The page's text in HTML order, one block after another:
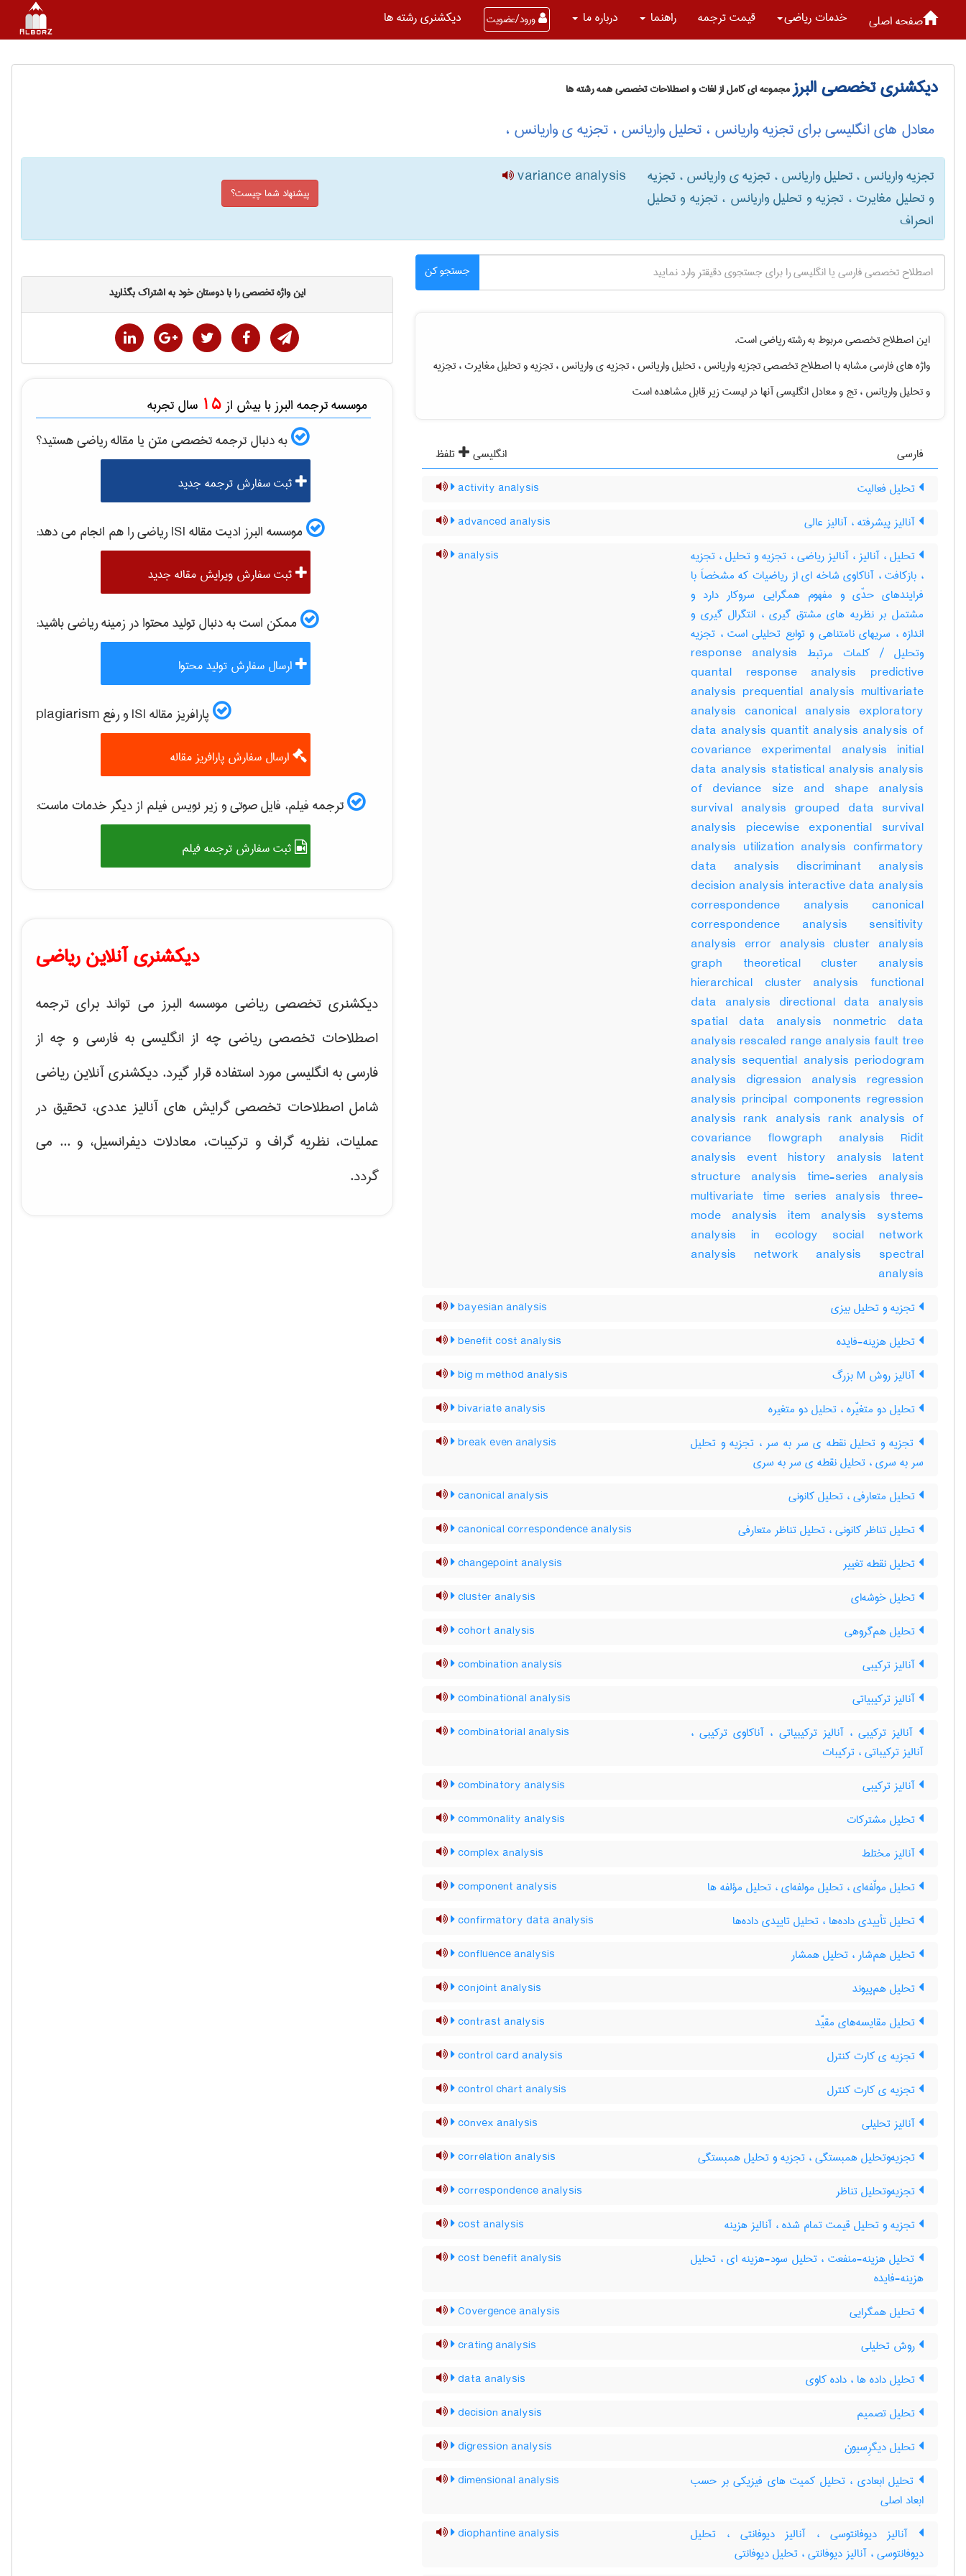
صفحه اصلی خدمات رياضی قیمت ترجمه راهنما درباره ما ورود/عضویت دیکشنری رشته ها
دیکشنری تخصصی البرزمجموعه ای کامل از لغات و اصطلاحات تخصصی همه رشته ها
معادل های انگلیسی برای تجزیه واریانس ، تحلیل واریانس ، تجزیه ی واریانس ،
تجزیه واریانس ، تحلیل واریانس ، تجزیه ی واریانس ، تجزیه
و تحلیل مغایرت ، تجزیه و تحلیل واریانس ، تجزیه و تحلیل
انحراف
variance analysis
پیشنهاد شما چیست؟
جستجو کن
این اصطلاح تخصصی مربوط به رشتهرياضیاست.
واژه های فارسی مشابه با اصطلاح تخصصیتجزیه واریانس ، تحلیل واریانس ، تجزیه ی واریانس ، تجزیه و تحلیل مغایرت ، تجزیه
و تحلیل واریانس ، تجو معادل انگلیسی آنها در لیست زیر قابل مشاهده است
فارسی انگلیسی
تلفظ
تحلیل فعالیت
activity analysis
آنالیز پیشرفته ، آنالیز عالی advanced analysis
تحلیل ، آنالیز ، آنالیز ریاضی ، تجزیه و تحلیل ، تجزیه
، بازکافت ، آناکاوی شاخه ای از ریاضیات که مشخصاَ با
فرایندهای حدّی و مفهوم همگرایی سروکار دارد و
مشتمل بر نظریه های مشتق گیری ، انتگرال گیری و
اندازه ، سریهای نامتناهی و توابع تحلیلی است ، تجزیه
وتحلیل / کلمات مرتبط response analysis
quantal response analysis predictive
analysis prequential analysis multivariate
analysis canonical analysis exploratory
data analysis quantit analysis analysis of
covariance experimental analysis initial
data analysis statistical analysis analysis
of deviance size and shape analysis
survival analysis grouped data survival
analysis piecewise exponential survival
analysis utilization analysis confirmatory
data analysis discriminant analysis
decision analysis interactive data analysis
correspondence analysis canonical
correspondence analysis sensitivity
analysis error analysis cluster analysis
graph theoretical cluster analysis
hierarchical cluster analysis functional
data analysis directional data analysis
spatial data analysis nonmetric data
analysis rescaled range analysis fault tree
analysis sequential analysis periodogram
analysis digression analysis regression
analysis principal components regression
analysis rank analysis rank analysis of
covariance flowgraph analysis Ridit
analysis event history analysis latent
structure analysis time-series analysis
multivariate time series analysis three-
mode analysis item analysis systems
analysis in ecology social network
analysis network analysis spectral
analysis
analysis
تجزیه و تحلیل بیزی bayesian analysis
تحلیل هزینه-فایده benefit cost analysis
آنالیز روش M بزرگ big m method analysis
تحلیل دو متغیّره ، تحلیل دو متغیره bivariate analysis
تجزیه و تحلیل نقطه ی سر به سر ، تجزیه و تحلیل
سر به سری ، تحلیل نقطه ی سر به سری
break even analysis
تحلیل متعارفی ، تحلیل کانونی canonical analysis
تحلیل تناظر کانونی ، تحلیل تناظر متعارفی canonical correspondence analysis
تحلیل نقطه تغییر changepoint analysis
تحلیل خوشه‌ای cluster analysis
تحلیل هم‌گروهی cohort analysis
آنالیز ترکیبی combination analysis
آنالیز ترکیبیاتی combinational analysis
آنالیز ترکیبی ، آنالیز ترکیبیاتی ، آناکاوی ترکیبی ،
آنالیز ترکیباتی ، ترکیبات
combinatorial analysis
آنالیز ترکیبی combinatory analysis
تحلیل مشترکات commonality analysis
آنالیز مختلط complex analysis
تحلیل مولّفه‌ای ، تحلیل مولفه‌ای ، تحلیل مؤلفه ها component analysis
تحلیل تأییدی داده‌ها ، تحلیل تاییدی داده‌ها confirmatory data analysis
تحلیل هم‌شار ، تحلیل همشار confluence analysis
تحلیل هم‌پیوند conjoint analysis
تحلیل مقایسه‌های مقیّد contrast analysis
تجزیه ی کارت کنترل control card analysis
تجزیه ی کارت کنترل control chart analysis
آنالیز تحلیلی convex analysis
تجزیه‌وتحلیل همبستگی ، تجزیه و تحلیل همبستگی correlation analysis
تجزیه‌وتحلیل تناظر correspondence analysis
تجزیه و تحلیل قیمت تمام شده ، آنالیز هزینه cost analysis
تحلیل هزینه-منفعت ، تحلیل سود-هزینه ای ، تحلیل
هزینه-فایده
cost benefit analysis
تحلیل همگرایی Covergence analysis
روش تحلیلی crating analysis
تحلیل داده ها ، داده کاوی data analysis
تحلیل تصمیم decision analysis
تحلیل دیگرِسیون digression analysis
تحلیل ابعادی ، تحلیل کمیت های فیزیکی بر حسب
ابعاد اصلی
dimensional analysis
آنالیز دیوفانتوسی ، آنالیز دیوفانتی ، تحلیل
دیوفانتوسی ، ‌آنالیز دیوفانتی ، تحلیل دیوفانتی
diophantine analysis
این واژه تخصصی را با دوستان خود به اشتراک بگذارید
موسسه ترجمه البرز با بیش از 15 سال تجربه
به دنبال ترجمه تخصصی متن یا مقالهرياضیهستید؟
ثبت سفارش ترجمه جدید
موسسه البرز ادیت مقاله ISI رياضیرا هم انجام می دهد:
ثبت سفارش ویرایش مقاله جدید
ممکن است به دنبال تولید محتوا در زمینهرياضیباشید:
ارسال سفارش تولید محتوا
پارافریز مقاله ISI و رفع plagiarism
ارسال سفارش پارافریز مقاله
ترجمه فیلم، فایل صوتی و زیر نویس فیلم از دیگر خدمات ماست:
ثبت سفارش ترجمه فیلم
دیکشنری آنلاین ریاضی
دیکشنری تخصصی ریاضی موسسه البرز می تواند برای ترجمه
اصطلاحات تخصصی ریاضی چه از انگلیسی به فارسی و چه از
فارسی به انگلیسی مورد استفاده قرار گیرد. دیکشنری آنلاین ریاضی
شامل اصطلاحات تخصصی گرایش هایآنالیز عددی، تحقیق در
عملیات، نظریه گراف و تركیبات، معادلات دیفرانسیل، و ... می
گردد.